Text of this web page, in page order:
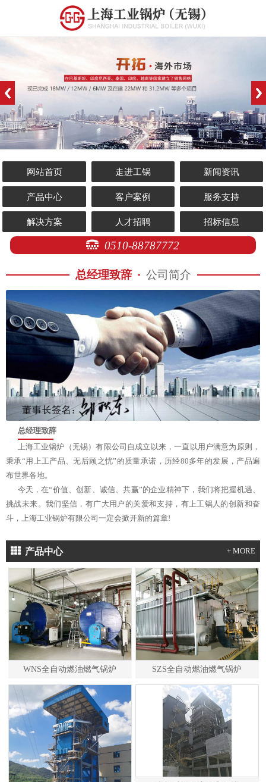
网站首页 走进工锅 新闻资讯
产品中心 客户案例 服务支持
解决方案 人才招聘 招标信息
0510-88787772
总经理致辞 公司简介
总经理致辞
上海工业锅炉（无锡）有限公司自成立以来，一直以用户满意为原则，
秉承“用上工产品、无后顾之忧”的质量承诺，历经80多年的发展，产品遍
布世界各地。
今天，在“价值、创新、诚信、共赢”的企业精神下，我们将把握机遇、
挑战未来。我们坚信，有广大用户的关爱和支持，有上工锅人的创新和奋
斗，上海工业锅炉有限公司一定会掀开新的篇章!
产品中心 + MORE
WNS全自动燃油燃气锅炉 SZS全自动燃油燃气锅炉